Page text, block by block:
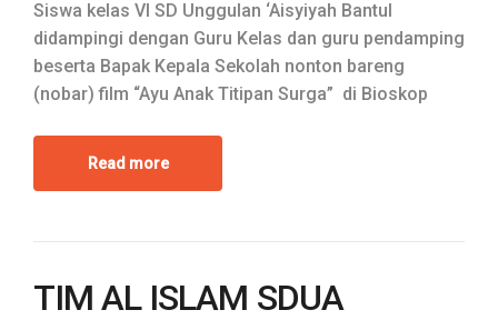
Siswa kelas VI SD Unggulan ‘Aisyiyah Bantul
didampingi dengan Guru Kelas dan guru pendamping
beserta Bapak Kepala Sekolah nonton bareng
(nobar) film “Ayu Anak Titipan Surga” di Bioskop
Read more
TIM AL ISLAM SDUA